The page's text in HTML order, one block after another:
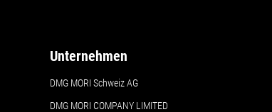
Unternehmen
DMG MORI Schweiz AG
DMG MORI COMPANY LIMITED